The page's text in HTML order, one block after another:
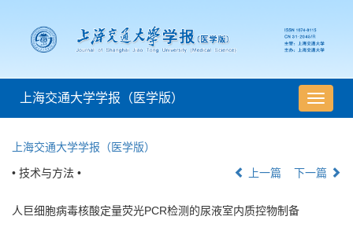
导
航
上海交通大学学报（医学版）
上海交通大学学报（医学版）
• 技术与方法 • 上一篇 下一篇
人巨细胞病毒核酸定量荧光PCR检测的尿液室内质控物制备